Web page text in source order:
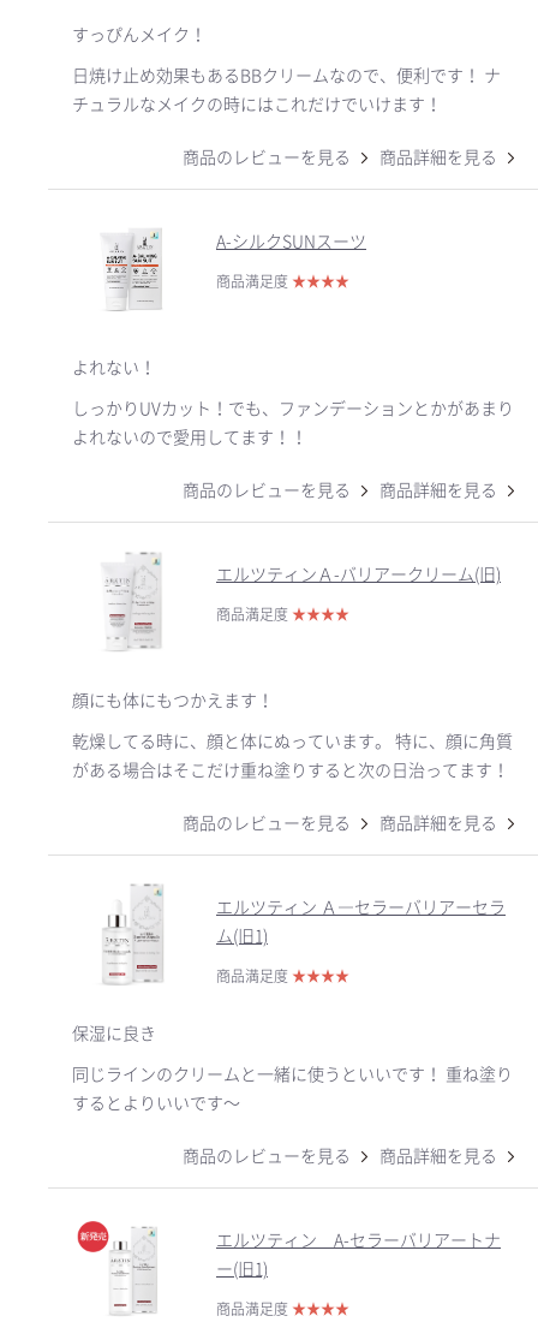
すっぴんメイク！
日焼け止め効果もあるBBクリームなので、便利です！ ナ
チュラルなメイクの時にはこれだけでいけます！
商品のレビューを見る 商品詳細を見る
A-シルクSUNスーツ
商品満足度 ★★★★
よれない！
しっかりUVカット！でも、ファンデーションとかがあまり
よれないので愛用してます！！
商品のレビューを見る 商品詳細を見る
エルツティンＡ-バリアークリーム(旧)
商品満足度 ★★★★
顔にも体にもつかえます！
乾燥してる時に、顔と体にぬっています。 特に、顔に角質
がある場合はそこだけ重ね塗りすると次の日治ってます！
商品のレビューを見る 商品詳細を見る
エルツティン Ａ―セラーバリアーセラ
ム(旧1)
商品満足度 ★★★★
保湿に良き
同じラインのクリームと一緒に使うといいです！ 重ね塗り
するとよりいいです〜
商品のレビューを見る 商品詳細を見る
エルツティン A-セラーバリアートナ
ー(旧1)
商品満足度 ★★★★